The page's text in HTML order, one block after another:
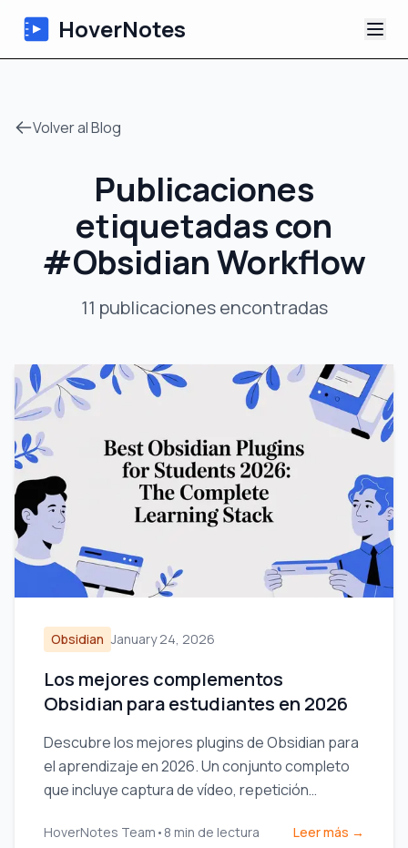
HoverNotes
Notas de Video con IA
Tutoriales
Volver al Blog
Publicaciones
etiquetadas con
#Obsidian Workflow
11 publicaciones encontradas
Obsidian January 24, 2026
Los mejores complementos
Obsidian para estudiantes en 2026
Descubre los mejores plugins de Obsidian para
el aprendizaje en 2026. Un conjunto completo
que incluye captura de vídeo, repetición
estudiantes.
HoverNotes Team • 8 min de lectura Leer más →